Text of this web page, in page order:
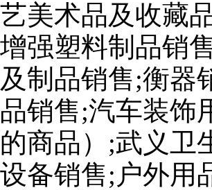
艺美术品及收藏
增强塑料制品销
及制品销售;衡器
品销售;汽车装饰
的商品）;武义卫
设备销售;户外用